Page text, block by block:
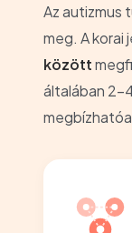
Az autizmus
meg. A korai
között
általában